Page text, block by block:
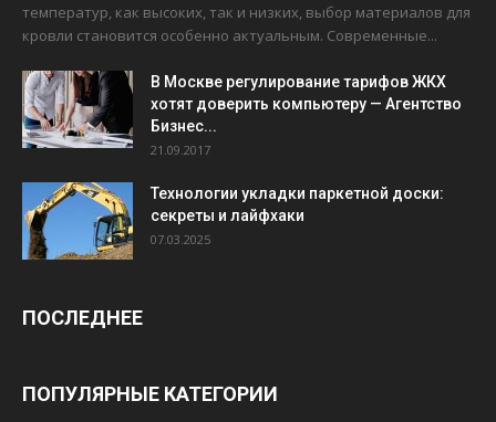
температур, как высоких, так и низких, выбор материалов для
кровли становится особенно актуальным. Современные...
В Москве регулирование тарифов ЖКХ
хотят доверить компьютеру — Агентство
Бизнес...
21.09.2017
Технологии укладки паркетной доски:
секреты и лайфхаки
07.03.2025
ПОСЛЕДНЕЕ
ПОПУЛЯРНЫЕ КАТЕГОРИИ